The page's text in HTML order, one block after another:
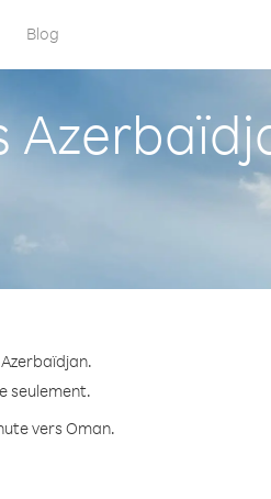
Blog
seulement.
vers Oman.